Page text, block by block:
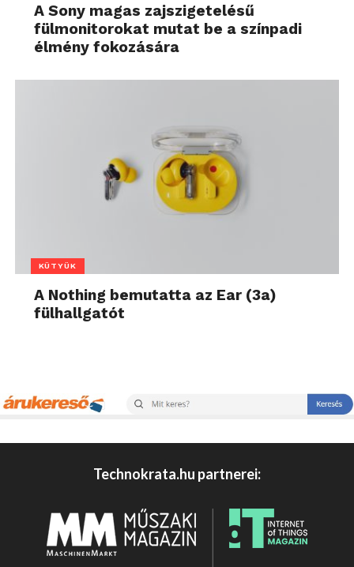
A Sony magas zajszigetelésű
fülmonitorokat mutat be a színpadi
élmény fokozására
KÜTYÜK
A Nothing bemutatta az Ear (3a)
fülhallgatót
Technokrata.hu partnerei: